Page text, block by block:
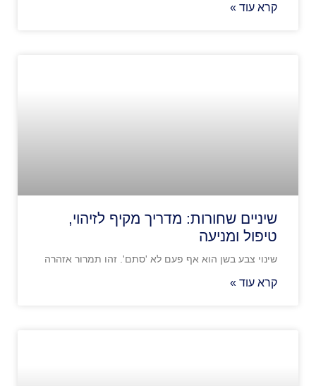
קרא עוד »
שיניים שחורות: מדריך מקיף לזיהוי,
טיפול ומניעה
שינוי צבע בשן הוא אף פעם לא 'סתם'. זהו תמרור אזהרה
קרא עוד »